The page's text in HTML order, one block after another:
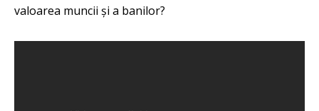
valoarea muncii și a banilor?